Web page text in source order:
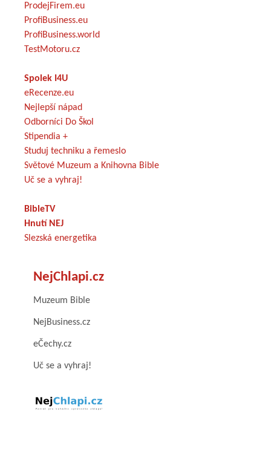
ProdejFirem.eu
ProfiBusiness.eu
ProfiBusiness.world
TestMotoru.cz
Spolek I4U
eRecenze.eu
Nejlepší nápad
Odborníci Do Škol
Stipendia +
Studuj techniku a řemeslo
Světové Muzeum a Knihovna Bible
Uč se a vyhraj!
BibleTV
Hnutí NEJ
Slezská energetika
NejChlapi.cz
Muzeum Bible
NejBusiness.cz
eČechy.cz
Uč se a vyhraj!